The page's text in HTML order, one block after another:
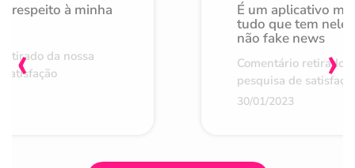
respeito à minha
da nossa
É um aplicativo
tudo que tem nele
não fake news
Comentário retirado
pesquisa de
30/01/2023
‹ ›